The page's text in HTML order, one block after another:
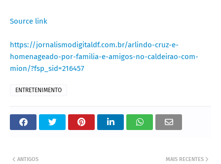
Source link
https://jornalismodigitaldf.com.br/arlindo-cruz-e-
homenageado-por-familia-e-amigos-no-caldeirao-com-
mion/?fsp_sid=216457
ENTRETENIMENTO
MAIS RECENTES
ANTIGOS